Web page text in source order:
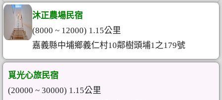
沐正農場民宿
(8000 ~ 12000) 1.15公里
嘉義縣中埔鄉義仁村10鄰樹頭埔1之179號
覓光心旅民宿
(20000 ~ 30000) 1.15公里